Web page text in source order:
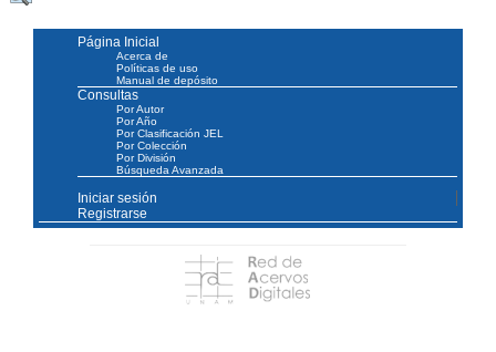
Página Inicial
Acerca de
Políticas de uso
Manual de depósito
Consultas
Por Autor
Por Año
Por Clasificación JEL
Por Colección
Por División
Búsqueda Avanzada
Iniciar sesión
Registrarse